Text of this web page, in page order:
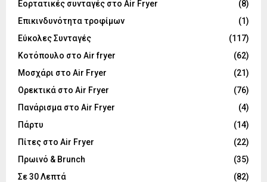
Εορτατικές συνταγές στο Air Fryer
(8)
Επικινδυνότητα τροφίμων
(1)
Εύκολες Συνταγές
(117)
Κοτόπουλο στο Air fryer
(62)
Μοσχάρι στο Air Fryer
(21)
Ορεκτικά στο Air Fryer
(76)
Πανάρισμα στο Air Fryer
(4)
Πάρτυ
(14)
Πίτες στο Air Fryer
(22)
Πρωινό & Brunch
(35)
Σε 30 Λεπτά
(82)